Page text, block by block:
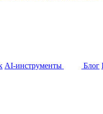
AI-инструменты Блог